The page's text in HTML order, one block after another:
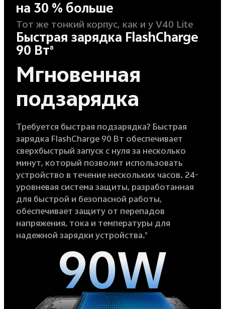
на 30 % больше
Тот же тонкий корпус, как и у V40 Lite
Быстрая зарядка FlashCharge
90 Вт8
Мгновенная
подзарядка
Требуется быстрая подзарядка? Быстрая
зарядка FlashCharge 90 Вт обеспечивает
сверхбыстрый запуск с нуля за несколько
минут, который позволит использовать
устройство в течение нескольких часов. 24-
уровневая система защиты, разработанная
для быстрой и безопасной работы,
обеспечивает защиту от перепадов
напряжения, тока и температуры для
надежной зарядки устройства.8
90W